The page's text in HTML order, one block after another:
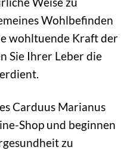
Wohlbefinden
wohltuende Kraft der
Sie Ihrer Leber die
Carduus Marianus
Shop und beginnen
zu